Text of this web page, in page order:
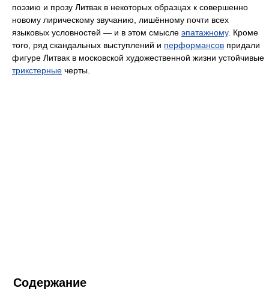
поэзию и прозу Литвак в некоторых образцах к совершенно
новому лирическому звучанию, лишённому почти всех
языковых условностей — и в этом смысле эпатажному. Кроме
того, ряд скандальных выступлений и перформансов придали
фигуре Литвак в московской художественной жизни устойчивые
трикстерные черты.
Содержание